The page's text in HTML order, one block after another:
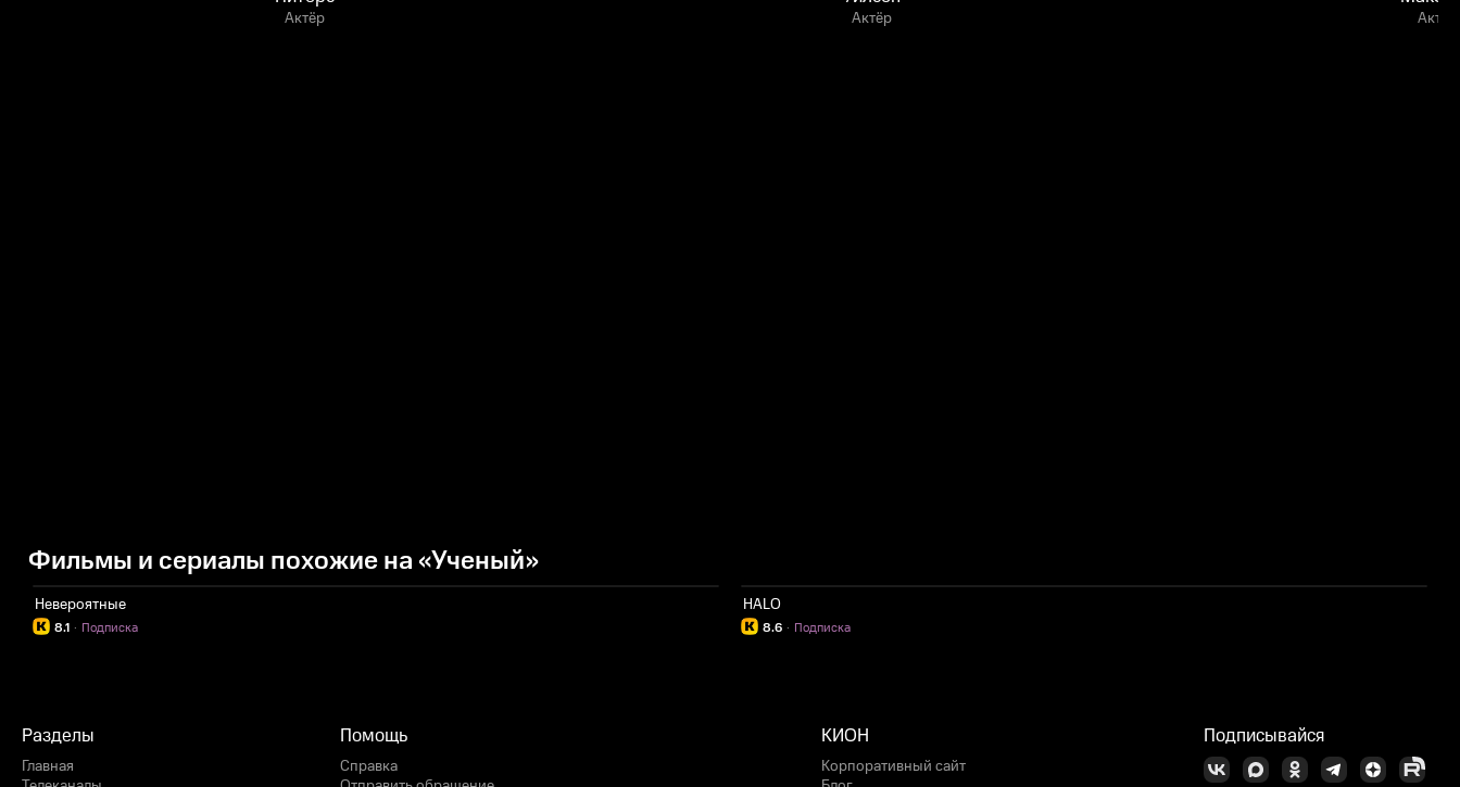
Актёр Актёр Актёр
Фильмы и сериалы похожие на «Ученый»
Невероятные
8.1 Подписка
·
HALO
8.6 Подписка
·
Разделы
Главная
Помощь
Справка
КИОН
Корпоративный сайт
Подписывайся